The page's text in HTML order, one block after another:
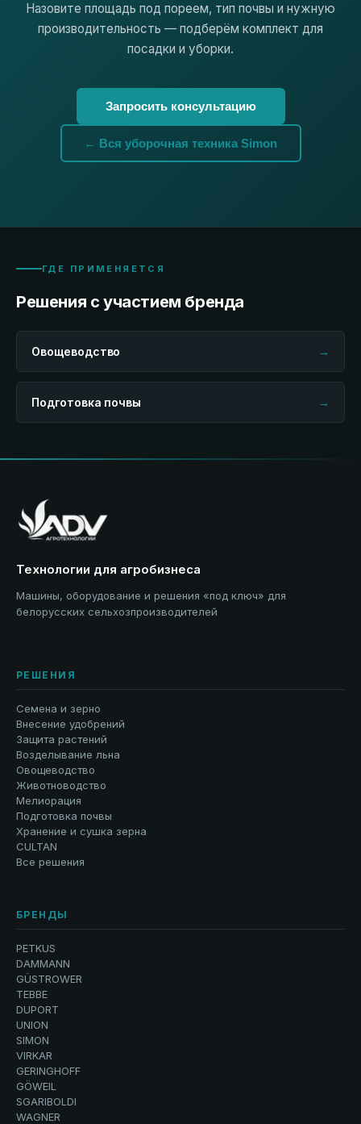
Назовите площадь под пореем, тип почвы и нужную
производительность — подберём комплект для
посадки и уборки.
Запросить консультацию
← Вся уборочная техника Simon
ГДЕ ПРИМЕНЯЕТСЯ
Решения с участием бренда
Овощеводство →
Подготовка почвы →
Технологии для агробизнеса
Машины, оборудование и решения «под ключ» для
белорусских сельхозпроизводителей
РЕШЕНИЯ
Семена и зерно
Внесение удобрений
Защита растений
Возделывание льна
Овощеводство
Животноводство
Мелиорация
Подготовка почвы
Хранение и сушка зерна
CULTAN
Все решения
БРЕНДЫ
PETKUS
DAMMANN
GÜSTROWER
TEBBE
DUPORT
UNION
SIMON
VIRKAR
GERINGHOFF
GÖWEIL
SGARIBOLDI
WAGNER